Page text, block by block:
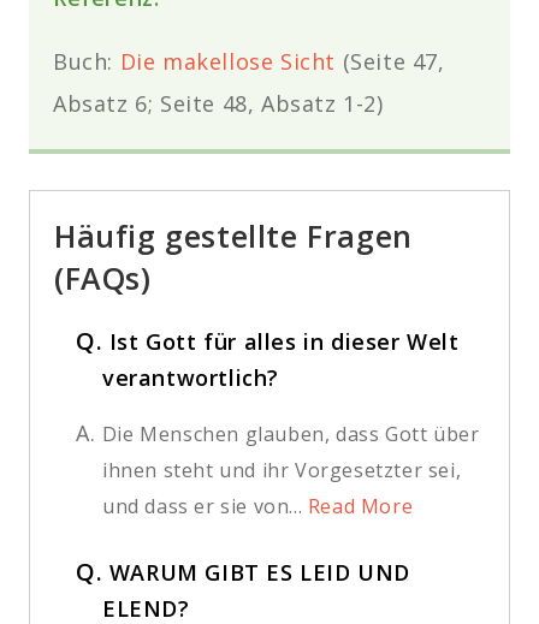
Buch: Die makellose Sicht (Seite 47,
Absatz 6; Seite 48, Absatz 1-2)
Häufig gestellte Fragen
(FAQs)
Q. Ist Gott für alles in dieser Welt
verantwortlich?
A. Die Menschen glauben, dass Gott über
ihnen steht und ihr Vorgesetzter sei,
und dass er sie von... Read More
Q. WARUM GIBT ES LEID UND
ELEND?